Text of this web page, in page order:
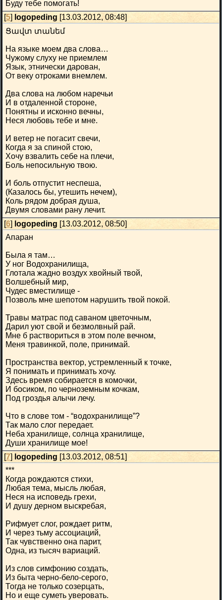
Буду тебе помогать!
[5] logopeding [13.03.2012, 08:48]
Ցավտ տանեմ
На языке моем два слова…
Чужому слуху не приемлем
Язык, этнически дарован,
От веку отроками внемлем.
Два слова на любом наречьи
И в отдаленной стороне,
Понятны и исконно вечны,
Неся любовь тебе и мне.
И ветер не погасит свечи,
Когда я за спиной стою,
Хочу взвалить себе на плечи,
Боль непосильную твою.
И боль отпустит неспеша,
(Казалось бы, утешить нечем),
Коль рядом добрая душа,
Двумя словами рану лечит.
[6] logopeding [13.03.2012, 08:50]
Апаран
Была я там…
У ног Водохранилища,
Глотала жадно воздух хвойный твой,
Волшебный мир,
Чудес вместилище -
Позволь мне шепотом нарушить твой покой.
Травы матрас под саваном цветочным,
Дарил уют свой и безмолвный рай.
Мне б раствориться в этом поле вечном,
Меня травинкой, поле, принимай.
Пространства вектор, устремленный к точке,
Я понимать и принимать хочу.
Здесь время собирается в комочки,
И босиком, по черноземным кочкам,
Под гроздья алычи лечу.
Что в слове том - “водохранилище”?
Так мало слог передает.
Неба хранилище, солнца хранилище,
Души хранилище мое!
[7] logopeding [13.03.2012, 08:51]
***
Когда рождаются стихи,
Любая тема, мысль любая,
Неся на исповедь грехи,
И душу дерном выскребая,
Рифмует слог, рождает ритм,
И через тьму ассоциаций,
Так чувственно она парит,
Одна, из тысяч вариаций.
Из слов симфонию создать,
Из быта черно-бело-серого,
Тогда не только созерцать,
Но и еще суметь уверовать.